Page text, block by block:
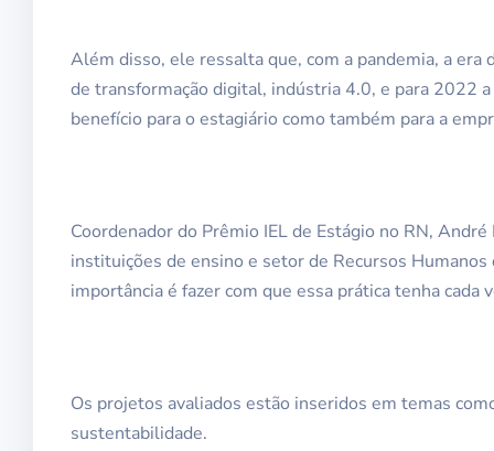
Além disso, ele ressalta que, com a pandemia, a era
de transformação digital, indústria 4.0, e para 2022
benefício para o estagiário como também para a
Coordenador do Prêmio IEL de Estágio no RN,
instituições de ensino e setor de Recursos
importância é fazer com que essa prática tenha cada
Os projetos avaliados estão inseridos em temas
sustentabilidade.